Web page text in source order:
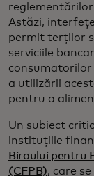
Astăzi,
permit terților
serviciile
a utilizării
pentru a
Un subiect
instituțiile
Biroului pentru
(CFPB), care